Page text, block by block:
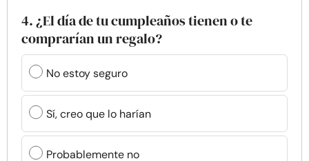
4. ¿El día de tu cumpleaños tienen o te
comprarían un regalo?
No estoy seguro
Sí, creo que lo harían
Probablemente no